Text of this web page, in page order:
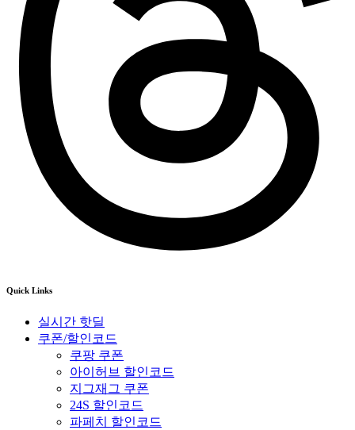
Quick Links
실시간 핫딜
쿠폰/할인코드
쿠팡 쿠폰
아이허브 할인코드
지그재그 쿠폰
24S 할인코드
파페치 할인코드